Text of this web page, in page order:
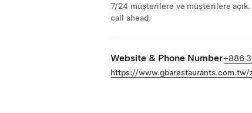
7/24 müşterilere ve müşterilere açık.
call ahead.
Website & Phone Number+886
https://www.gbarestaurants.com.tw/